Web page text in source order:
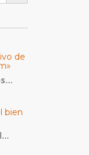
de
bien